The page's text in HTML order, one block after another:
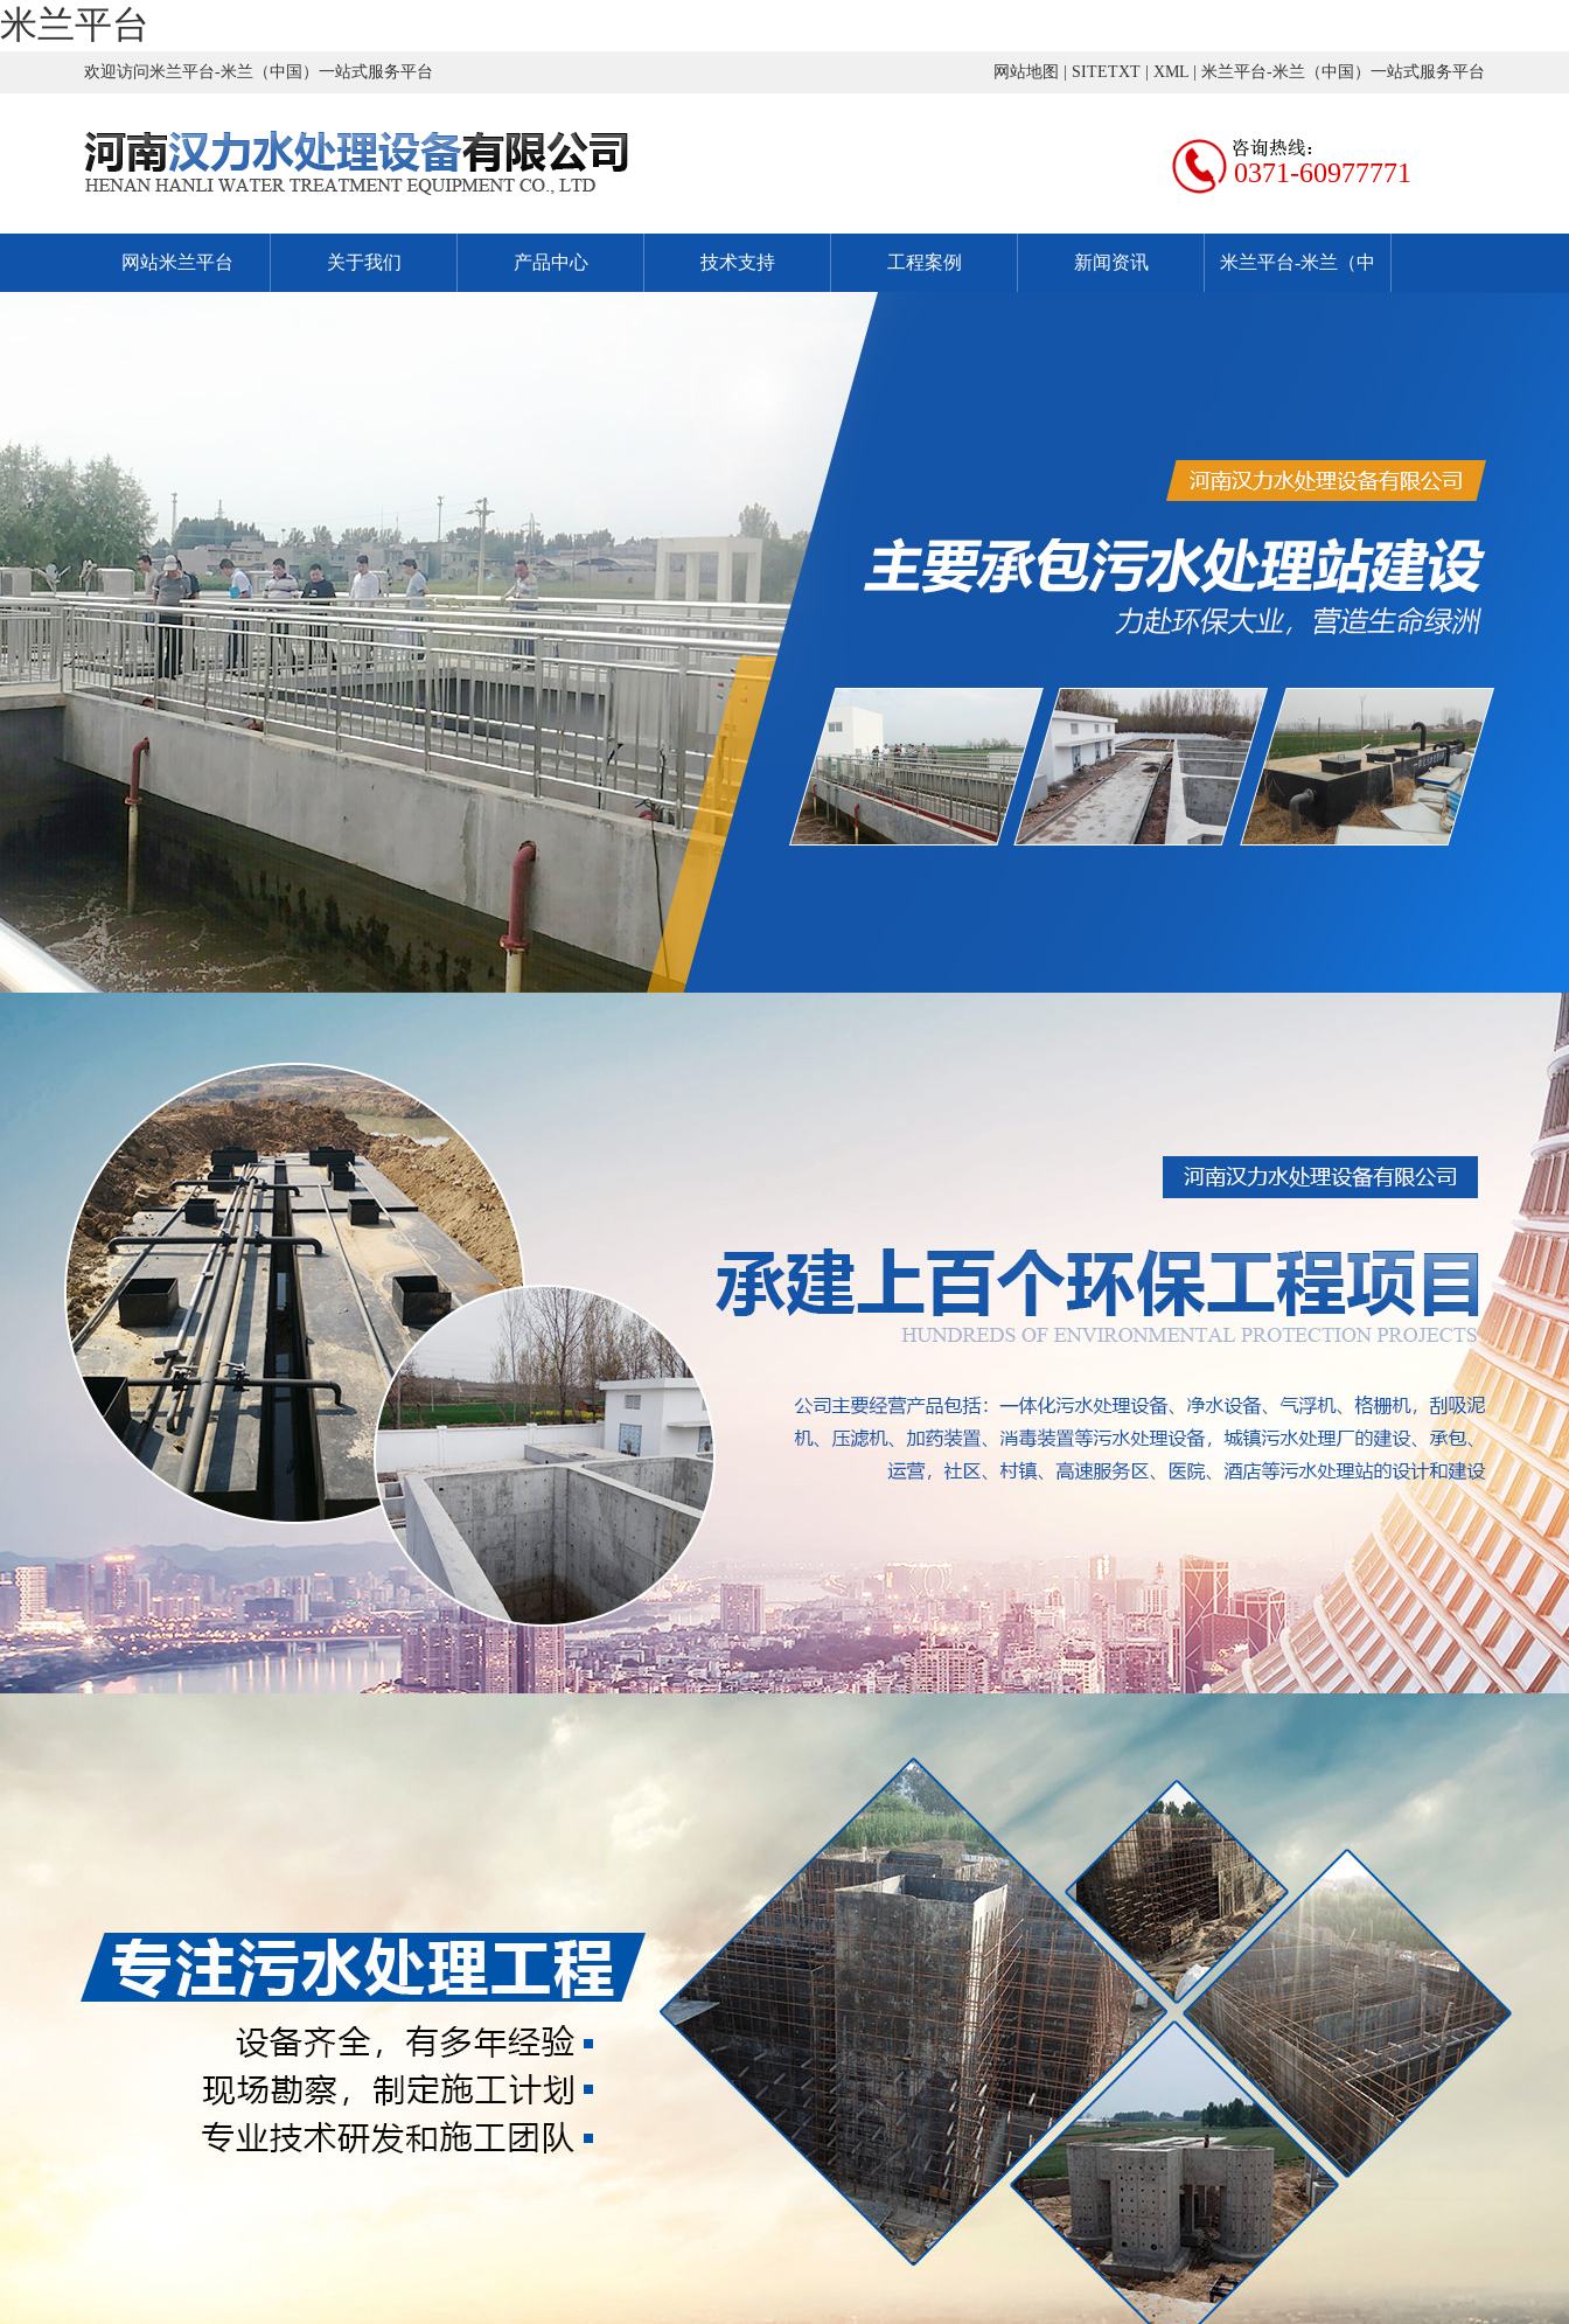
米兰平台
欢迎访问米兰平台-米兰（中国）一站式服务平台 网站地图 SITETXT XML 米兰平台-米兰（中国）一站式服务平台
0371-60977771
网站米兰平台 关于我们 产品中心 技术支持 工程案例 新闻资讯 米兰平台-米兰（中